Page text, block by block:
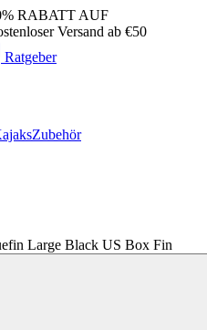
RABATT AUF
Versand ab €50
Ratgeber
Zubehör
Large Black US Box Fin